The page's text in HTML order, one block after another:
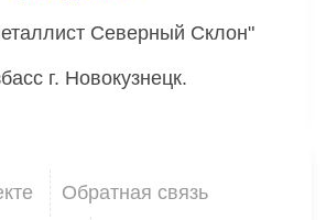
Северный Склон"
г. Новокузнецк.
Обратная связь